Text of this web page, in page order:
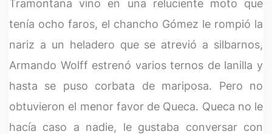
Tramontana vino en una reluciente moto que
tenía ocho faros, el chancho Gómez le rompió la
nariz a un heladero que se atrevió a silbarnos,
Armando Wolff estrenó varios ternos de lanilla y
hasta se puso corbata de mariposa. Pero no
obtuvieron el menor favor de Queca. Queca no le
hacía caso a nadie, le gustaba conversar con